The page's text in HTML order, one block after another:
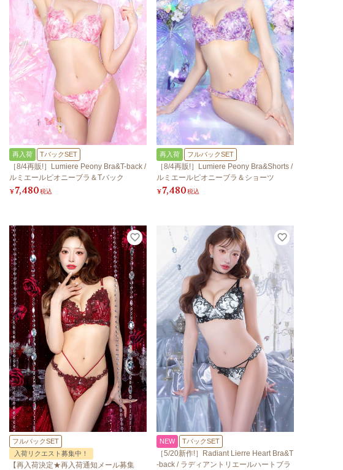
再入荷 TバックSET
［8/4再販!］Lumiere Peony Bra&T-back /
ルミエールピオニーブラ＆Tバック
¥7,480税込
再入荷 フルバックSET
［8/4再販!］Lumiere Peony Bra&Shorts /
ルミエールピオニーブラ＆ショーツ
¥7,480税込
フルバックSET
入荷リクエスト募集中！
【再入荷決定★再入荷通知メール募集
NEW TバックSET
［5/20新作!］Radiant Lierre Heart Bra&T
-back / ラディアントリエールハートブラ